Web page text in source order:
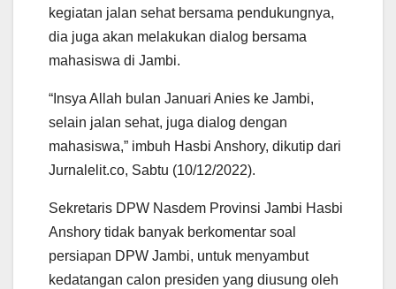
kegiatan jalan sehat bersama pendukungnya,
dia juga akan melakukan dialog bersama
mahasiswa di Jambi.
“Insya Allah bulan Januari Anies ke Jambi,
selain jalan sehat, juga dialog dengan
mahasiswa,” imbuh Hasbi Anshory, dikutip dari
Jurnalelit.co, Sabtu (10/12/2022).
Sekretaris DPW Nasdem Provinsi Jambi Hasbi
Anshory tidak banyak berkomentar soal
persiapan DPW Jambi, untuk menyambut
kedatangan calon presiden yang diusung oleh